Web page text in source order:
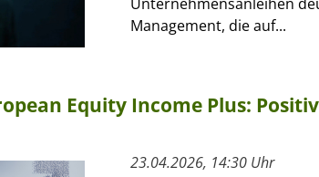
Management, die auf...
Equity Income Plus:
23.04.2026, 14:30 Uhr